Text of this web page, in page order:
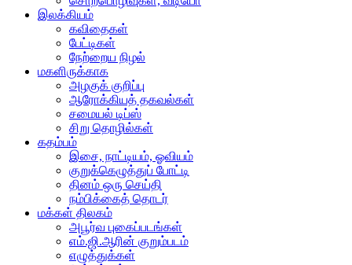
இலக்கியம்
கவிதைகள்
பேட்டிகள்
நேற்றைய நிழல்
மகளிருக்காக
அழகுக் குறிப்பு
ஆரோக்கியத் தகவல்கள்
சமையல் டிப்ஸ்
சிறு தொழில்கள்
கதம்பம்
இசை, நாட்டியம், ஓவியம்
குறுக்கெழுத்துப் போட்டி
தினம் ஒரு செய்தி
நம்பிக்கைத் தொடர்
மக்கள் திலகம்
அபூர்வ புகைப்படங்கள்
எம்.ஜி.ஆரின் குறும்படம்
எழுத்துக்கள்